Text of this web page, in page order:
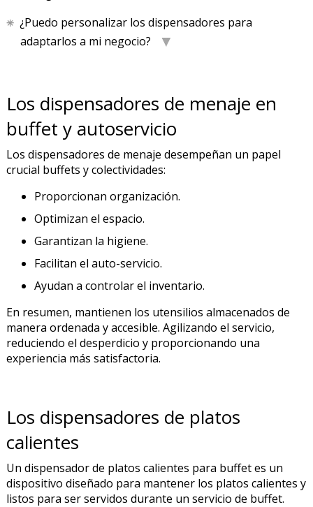
¿Puedo personalizar los dispensadores para
adaptarlos a mi negocio?
Los dispensadores de menaje en
buffet y autoservicio
Los dispensadores de menaje desempeñan un papel
crucial buffets y colectividades:
Proporcionan organización.
Optimizan el espacio.
Garantizan la higiene.
Facilitan el auto-servicio.
Ayudan a controlar el inventario.
En resumen, mantienen los utensilios almacenados de
manera ordenada y accesible. Agilizando el servicio,
reduciendo el desperdicio y proporcionando una
experiencia más satisfactoria.
Los dispensadores de platos
calientes
Un dispensador de platos calientes para buffet es un
dispositivo diseñado para mantener los platos calientes y
listos para ser servidos durante un servicio de buffet.